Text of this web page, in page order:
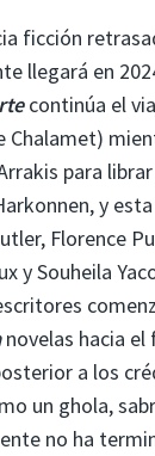
ficción
llegará en
continúa el
para
y esta
Florence
y Souheila
novelas hacia el
a los
un ghola,
no ha